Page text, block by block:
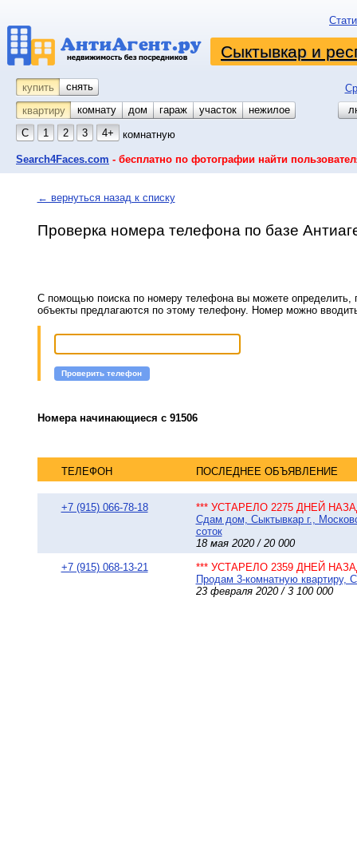
Сыктывкар и
купить снять
квартиру
комнату койко-место
дом гараж участок
нежилое
С
1 2 3 4+ комнатную
Search4Faces.com - бесплатно по фотографии найти
← вернуться назад к списку
Проверка номера телефона по базе
С помощью поиска по номеру телефона вы можете определить,
объекты предлагаются по этому телефону. Номер можно
Проверить телефон
Номера начинающиеся с 91506
ТЕЛЕФОН ПОСЛЕДНЕЕ ОБЪЯВЛЕНИЕ
+7 (915) 066-78-18
*** УСТАРЕЛО 2275 ДНЕЙ
Сдам дом, Сыктывкар г.,
соток
18 мая 2020 / 20 000
+7 (915) 068-13-21
*** УСТАРЕЛО 2359 ДНЕЙ
Продам 3-комнатную квартиру,
23 февраля 2020 / 3 100 000